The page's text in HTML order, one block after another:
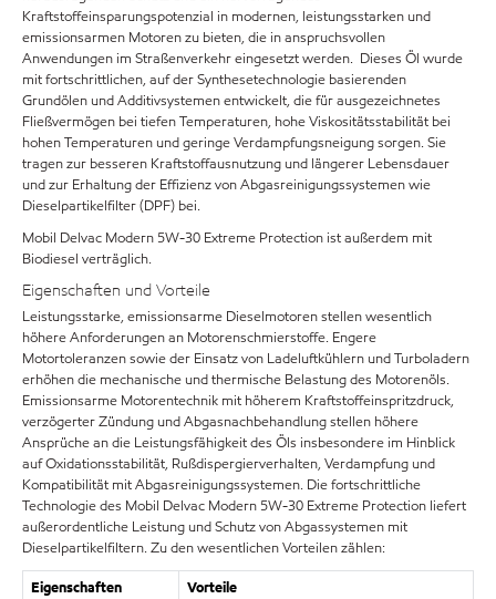
Kraftstoffeinsparungspotenzial in modernen, leistungsstarken und
emissionsarmen Motoren zu bieten, die in anspruchsvollen
Anwendungen im Straßenverkehr eingesetzt werden. Dieses Öl wurde
mit fortschrittlichen, auf der Synthesetechnologie basierenden
Grundölen und Additivsystemen entwickelt, die für ausgezeichnetes
Fließvermögen bei tiefen Temperaturen, hohe Viskositätsstabilität bei
hohen Temperaturen und geringe Verdampfungsneigung sorgen. Sie
tragen zur besseren Kraftstoffausnutzung und längerer Lebensdauer
und zur Erhaltung der Effizienz von Abgasreinigungssystemen wie
Dieselpartikelfilter (DPF) bei.
Mobil Delvac Modern 5W-30 Extreme Protection ist außerdem mit
Biodiesel verträglich.
Eigenschaften und Vorteile
Leistungsstarke, emissionsarme Dieselmotoren stellen wesentlich
höhere Anforderungen an Motorenschmierstoffe. Engere
Motortoleranzen sowie der Einsatz von Ladeluftkühlern und Turboladern
erhöhen die mechanische und thermische Belastung des Motorenöls.
Emissionsarme Motorentechnik mit höherem Kraftstoffeinspritzdruck,
verzögerter Zündung und Abgasnachbehandlung stellen höhere
Ansprüche an die Leistungsfähigkeit des Öls insbesondere im Hinblick
auf Oxidationsstabilität, Rußdispergierverhalten, Verdampfung und
Kompatibilität mit Abgasreinigungssystemen. Die fortschrittliche
Technologie des Mobil Delvac Modern 5W-30 Extreme Protection liefert
außerordentliche Leistung und Schutz von Abgassystemen mit
Dieselpartikelfiltern. Zu den wesentlichen Vorteilen zählen:
Eigenschaften
Vorteile